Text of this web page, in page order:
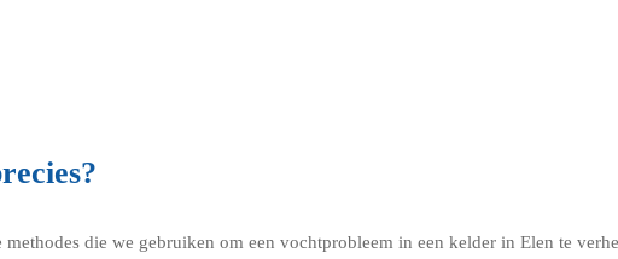
die we gebruiken om een vochtprobleem in een kelder in Elen te